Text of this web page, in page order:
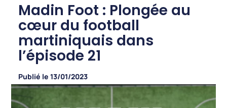
Madin Foot : Plongée au
cœur du football
martiniquais dans
l’épisode 21
Publié le 13/01/2023